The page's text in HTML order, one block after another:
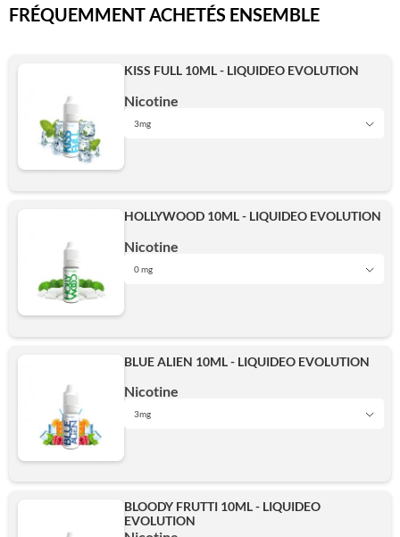
FRÉQUEMMENT ACHETÉS ENSEMBLE
KISS FULL 10ML - LIQUIDEO EVOLUTION
Nicotine
3mg
10mg
HOLLYWOOD 10ML - LIQUIDEO EVOLUTION
Nicotine
0 mg
BLUE ALIEN 10ML - LIQUIDEO EVOLUTION
Nicotine
3mg
3mg
BLOODY FRUTTI 10ML - LIQUIDEO
EVOLUTION